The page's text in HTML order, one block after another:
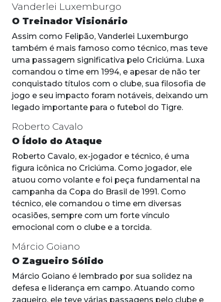
Vanderlei Luxemburgo
O Treinador Visionário
Assim como Felipão, Vanderlei Luxemburgo
também é mais famoso como técnico, mas teve
uma passagem significativa pelo Criciúma. Luxa
comandou o time em 1994, e apesar de não ter
conquistado títulos com o clube, sua filosofia de
jogo e seu impacto foram notáveis, deixando um
legado importante para o futebol do Tigre.
Roberto Cavalo
O Ídolo do Ataque
Roberto Cavalo, ex-jogador e técnico, é uma
figura icônica no Criciúma. Como jogador, ele
atuou como volante e foi peça fundamental na
campanha da Copa do Brasil de 1991. Como
técnico, ele comandou o time em diversas
ocasiões, sempre com um forte vínculo
emocional com o clube e a torcida.
Márcio Goiano
O Zagueiro Sólido
Márcio Goiano é lembrado por sua solidez na
defesa e liderança em campo. Atuando como
zagueiro, ele teve várias passagens pelo clube e